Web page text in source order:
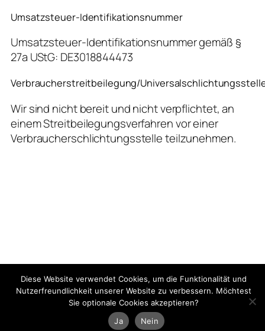
Umsatzsteuer-Identifikationsnummer
Umsatzsteuer-Identifikationsnummer gemäß §
27a UStG: DE3018844473
Verbraucherstreitbeilegung/
Wir sind nicht bereit und nicht verpflichtet, an
einem Streitbeilegungsverfahren vor einer
Verbraucherschlichtungsstelle teilzunehmen.
Diese Website verwendet Cookies, um die Funktionalität und
Nutzerfreundlichkeit unserer Website zu verbessern. Möchtest
Sie optionale Cookies akzeptieren?
Ja
Nein